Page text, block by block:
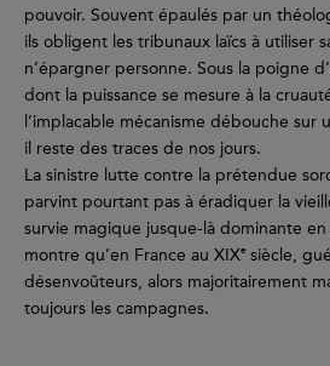
pouvoir. Souvent épaulés par un
ils obligent les tribunaux laïcs à utiliser
n’épargner personne. Sous la poigne
dont la puissance se mesure à la
l’implacable mécanisme débouche
il reste des traces de nos jours.
La sinistre lutte contre la prétendue
parvint pourtant pas à éradiquer la
survie magique jusque-là dominante en
montre qu’en France au XIXe siècle,
désenvoûteurs, alors majoritairement
toujours les campagnes.